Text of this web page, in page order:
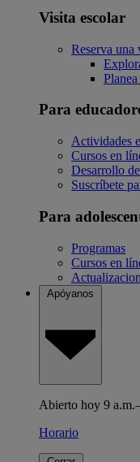
Visita escolar
Reserva una
Para
Actividades
Cursos en
Desarrollo
Suscríbete
Para
Programas
Cursos en
Apóyanos
Abierto hoy 9
Horario